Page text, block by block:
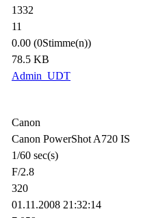
1332
11
0.00 (0Stimme(n))
78.5 KB
Admin_UDT
Canon
Canon PowerShot A720 IS
1/60 sec(s)
F/2.8
320
01.11.2008 21:32:14